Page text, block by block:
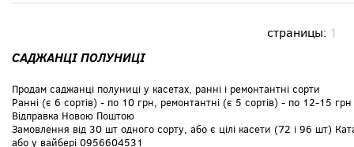
страницы: 1
САДЖАНЦІ ПОЛУНИЦІ
Продам саджанці полуниці у касетах, ранні і ремонтантні сорти
Ранні (є 6 сортів) - по 10 грн, ремонтантні (є 5 сортів) - по 12-15 грн
Відправка Новою Поштою
Замовлення від 30 шт одного сорту, або є цілі касети (72 і 96 шт)
або у вайбері 0956604531